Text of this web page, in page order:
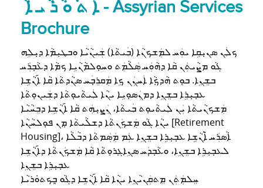
ܵ ܐܲ ܬ ܿܘ ܵܪ ܵܝ ܐ - Assyrian Services
Brochure
ܟܠܲܢ ܣܢܝܼܩܹܐ ܝܘܲܚ ܠܡܲܫܟܢܵܐ (ܒܲܝܬܵܐ) ܫܲܝܢܵܝܵܐ ܘܒܛܝܼܡܵܐ ܕܝܼܠܹܗ
ܓܵܘ ܡܨܵܝܬܲܢ ܩܵܐ ܕܗܵܘܲܚ ܣܲܠܵܡܲܬ ܘܚܘܼܠܡܵܢܵܝܹܐ ܟܡܵܐ ܕܥܵܒܼܪܲܚ
ܒܫܸܢܹܐ. ܒܘܼܬ ܗܵܕܟܼܵܐ ܐܲܚܢܲܢ ܟܹܐ ܡܲܩܪܸܒܼܲܚ ܣܢܵܕܬܵܐ ܩܵܐ ܐ݇ܢܵܫܹܐ
ܥܒܼܝܼܪܹܐ ܒܫܸܢܹܐ ܕܡܢܲܣܘܼܝܹܐ ܝܢܵܐ ܠܲܝܬܵܝܘܼܬܵܐ ܕܫܲܝܢܘܼܬܵܐ
ܡܲܫܟܢܵܝܬܵܐ ܝܲܢ ܠܲܝܬܵܝܘܼܬ ܒܲܝܬܵܐ، ܢܲܨܝܼܗܲܬ ܩܵܐ ܐ݇ܢܵܫܹܐ ܕܒܸܚܵܝܵܐ
ܝܢܵܐ ܓܵܘ ܡܲܫܟܲܢܬܵܐ ܕܫܠܵܝܬܵܐ ܡܼܢ ܦܘܼܠܚܵܢܵܐ [Retirement
Housing]، ܐܵܣܪܲܚ ܐ݉ܢܵܫܹܐ ܥܒܼܝܼܪܹܐ ܒܫܸܢܹܐ ܥܲܡ ܡܲܣܲܡܬܵܐ ܕܒܵܠܵܐ
ܠܥܒܼܝܼܪܹܐ ܒܫܸܢܹܐ، ܘܥܵܒܼܕܲܚ ܣܢܹܐܓܼܪܘܼܬܵܐ ܩܵܐ ܡܲܫܟܲܢܬܵܐ ܕܐ݇ܢܵܫܹܐ
ܥܒܼܝܼܪܹܐ ܒܫܸܢܹܐ
ܚܸܠܡܲܬܲܢ ܡܸܬܩܲܢܝܵܢܹܐ ܝܢܵܐ ܩܵܐ ܐ݇ܢܵܫܹܐ ܕܓܵܘ ܒܼܸܟܬܘܿܪܝܵܐ